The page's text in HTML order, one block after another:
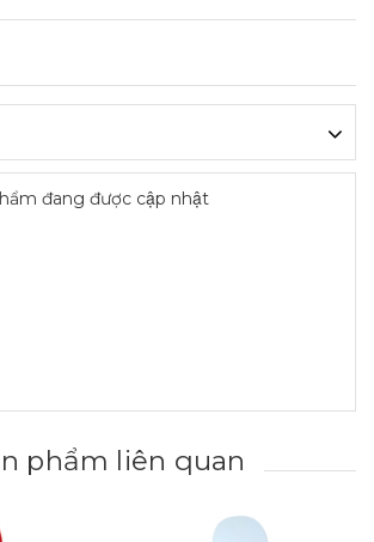
đang được cập nhật
phẩm liên quan